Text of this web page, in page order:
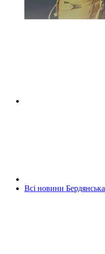
Всі новини Бердянська